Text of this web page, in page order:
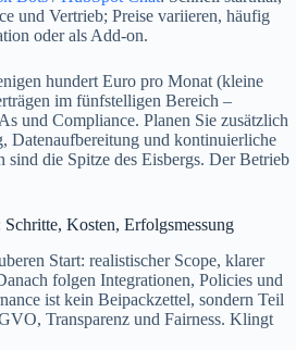
und Vertrieb; Preise variieren, häufig
oder als Add‑on.
hundert Euro pro Monat (kleine
im fünfstelligen Bereich –
und Compliance. Planen Sie zusätzlich
Datenaufbereitung und kontinuierliche
die Spitze des Eisbergs. Der Betrieb
Kosten, Erfolgsmessung
Start: realistischer Scope, klarer
folgen Integrationen, Policies und
ist kein Beipackzettel, sondern Teil
Transparenz und Fairness. Klingt